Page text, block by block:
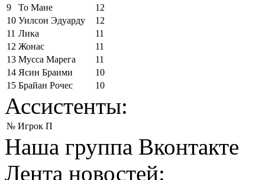
9 То Мане
12
10 Уилсон Эдуарду
12
11 Лика
11
12 Жонас
11
13 Мусса Марега
11
14 Ясин Браими
10
15 Брайан Рочес 10
Ассистенты:
№ Игрок П
Наша группа Вконтакте
Лента новостей: